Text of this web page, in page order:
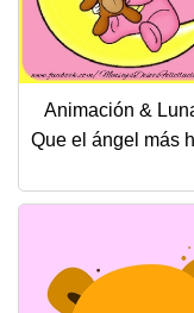
Animación &
Que el ángel más